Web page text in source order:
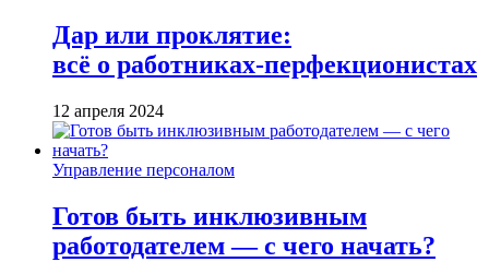
Дар или проклятие:
всё о работниках-перфекционистах
12 апреля 2024
Управление персоналом
Готов быть инклюзивным
работодателем — с чего начать?